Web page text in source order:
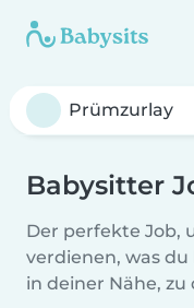
Babysitter
Der perfekte Job,
verdienen, was
in deiner Nähe,